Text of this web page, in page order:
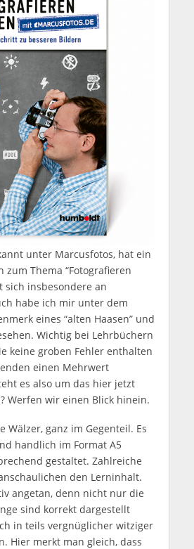
unter Marcusfotos, hat ein
zum Thema “Fotografieren
sich insbesondere an
habe ich mir unter dem
eines “alten Haasen” und
Wichtig bei Lehrbüchern
keine groben Fehler enthalten
einen Mehrwert
es also um das hier jetzt
Werfen wir einen Blick hinein.
Wälzer, ganz im Gegenteil. Es
handlich im Format A5
gestaltet. Zahlreiche
den Lerninhalt.
angetan, denn nicht nur die
sind korrekt dargestellt
in teils vergnüglicher witziger
Hier merkt man gleich, dass